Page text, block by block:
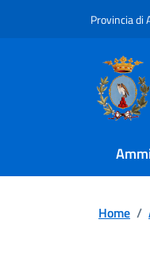
Provincia di
Home /